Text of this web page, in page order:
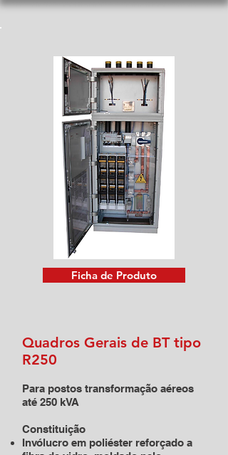
Ficha de Produto
Quadros Gerais de BT tipo
R250
Para postos transformação aéreos
até 250 kVA
Constituição
Invólucro em poliéster reforçado a